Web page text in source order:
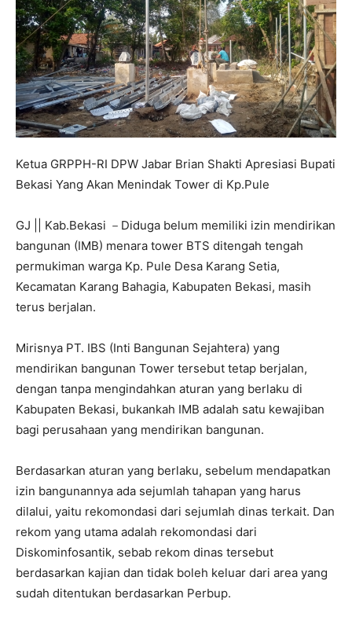
Ketua GRPPH-RI DPW Jabar Brian Shakti Apresiasi Bupati
Bekasi Yang Akan Menindak Tower di Kp.Pule
GJ || Kab.Bekasi －Diduga belum memiliki izin mendirikan
bangunan (IMB) menara tower BTS ditengah tengah
permukiman warga Kp. Pule Desa Karang Setia,
Kecamatan Karang Bahagia, Kabupaten Bekasi, masih
terus berjalan.
Mirisnya PT. IBS (Inti Bangunan Sejahtera) yang
mendirikan bangunan Tower tersebut tetap berjalan,
dengan tanpa mengindahkan aturan yang berlaku di
Kabupaten Bekasi, bukankah IMB adalah satu kewajiban
bagi perusahaan yang mendirikan bangunan.
Berdasarkan aturan yang berlaku, sebelum mendapatkan
izin bangunannya ada sejumlah tahapan yang harus
dilalui, yaitu rekomondasi dari sejumlah dinas terkait. Dan
rekom yang utama adalah rekomondasi dari
Diskominfosantik, sebab rekom dinas tersebut
berdasarkan kajian dan tidak boleh keluar dari area yang
sudah ditentukan berdasarkan Perbup.